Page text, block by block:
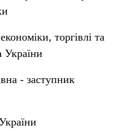
торгівлі та
України
- заступник